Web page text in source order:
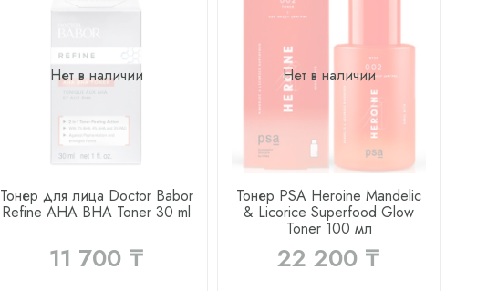
Нет в наличии
Тонер для лица Doctor Babor
Refine AHA BHA Toner 30 ml
11 700 ₸
Нет в наличии
Тонер PSA Heroine Mandelic
& Licorice Superfood Glow
Toner 100 мл
22 200 ₸